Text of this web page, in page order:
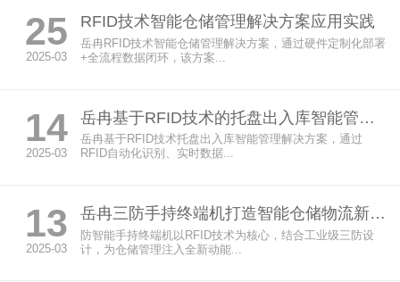
25
2025-03
RFID技术智能仓储管理解决方案应用实践
岳冉RFID技术智能仓储管理解决方案，通过硬件定制化部署
+全流程数据闭环，该方案...
14
2025-03
岳冉基于RFID技术的托盘出入库智能管理解决方案
岳冉基于RFID技术托盘出入库智能管理解决方案，通过
RFID自动化识别、实时数据...
13
2025-03
岳冉三防手持终端机打造智能仓储物流新时代
防智能手持终端机以RFID技术为核心，结合工业级三防设
计，为仓储管理注入全新动能...